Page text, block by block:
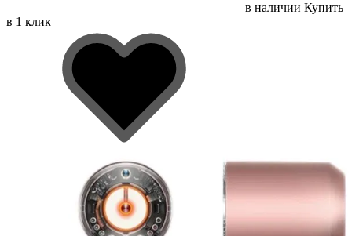
в наличии Купить
в 1 клик